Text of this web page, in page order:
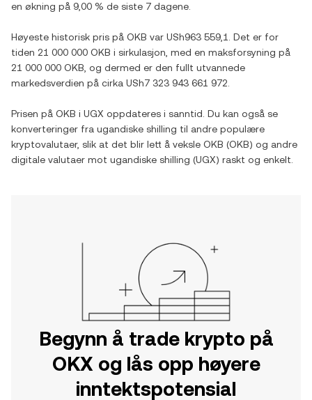
en økning på 9,00 % de siste 7 dagene.
Høyeste historisk pris på OKB var USh963 559,1
. Det er for
tiden 21 000 000 OKB i sirkulasjon, med en maksforsyning på
21 000 000 OKB , og dermed er den fullt utvannede
markedsverdien på cirka USh7 323 943 661 972
Prisen på OKB i UGX oppdateres i sanntid. Du kan også se
konverteringer fra ugandiske shilling til andre populære
kryptovalutaer, slik at det blir lett å veksle OKB (OKB) og andre
digitale valutaer mot ugandiske shilling (UGX) raskt og enkelt.
Begynn å trade krypto på
OKX og lås opp høyere
inntektspotensial